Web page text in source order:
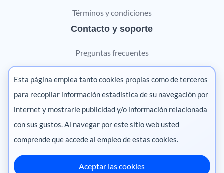
Términos y condiciones
Contacto y soporte
Preguntas frecuentes
Contáctanos
Marketing digital
Pharma
México ·
Esta página emplea tanto cookies propias como de terceros
para recopilar información estadística de su navegación por
internet y mostrarle publicidad y/o información relacionada
con sus gustos. Al navegar por este sitio web usted
comprende que accede al empleo de estas cookies.
Aceptar las cookies